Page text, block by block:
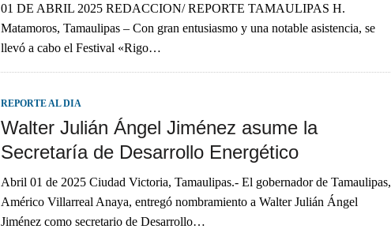
01 DE ABRIL 2025 REDACCION/ REPORTE TAMAULIPAS H.
Matamoros, Tamaulipas – Con gran entusiasmo y una notable asistencia, se
llevó a cabo el Festival «Rigo…
REPORTE AL DIA
Walter Julián Ángel Jiménez asume la
Secretaría de Desarrollo Energético
Abril 01 de 2025 Ciudad Victoria, Tamaulipas.- El gobernador de Tamaulipas,
Américo Villarreal Anaya, entregó nombramiento a Walter Julián Ángel
Jiménez como secretario de Desarrollo…